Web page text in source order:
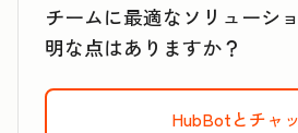
チームに最適なソリューシ
明な点はありますか？
HubBotとチャ